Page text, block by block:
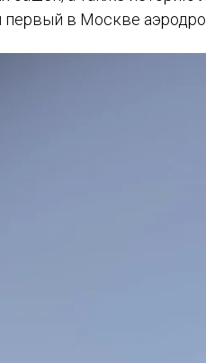
первый в Москве